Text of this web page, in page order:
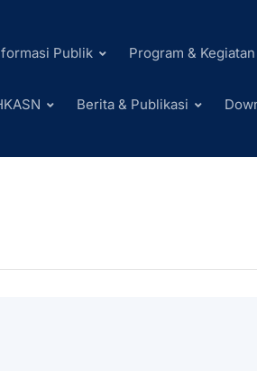
Publik Program & Kegiatan
Berita & Publikasi